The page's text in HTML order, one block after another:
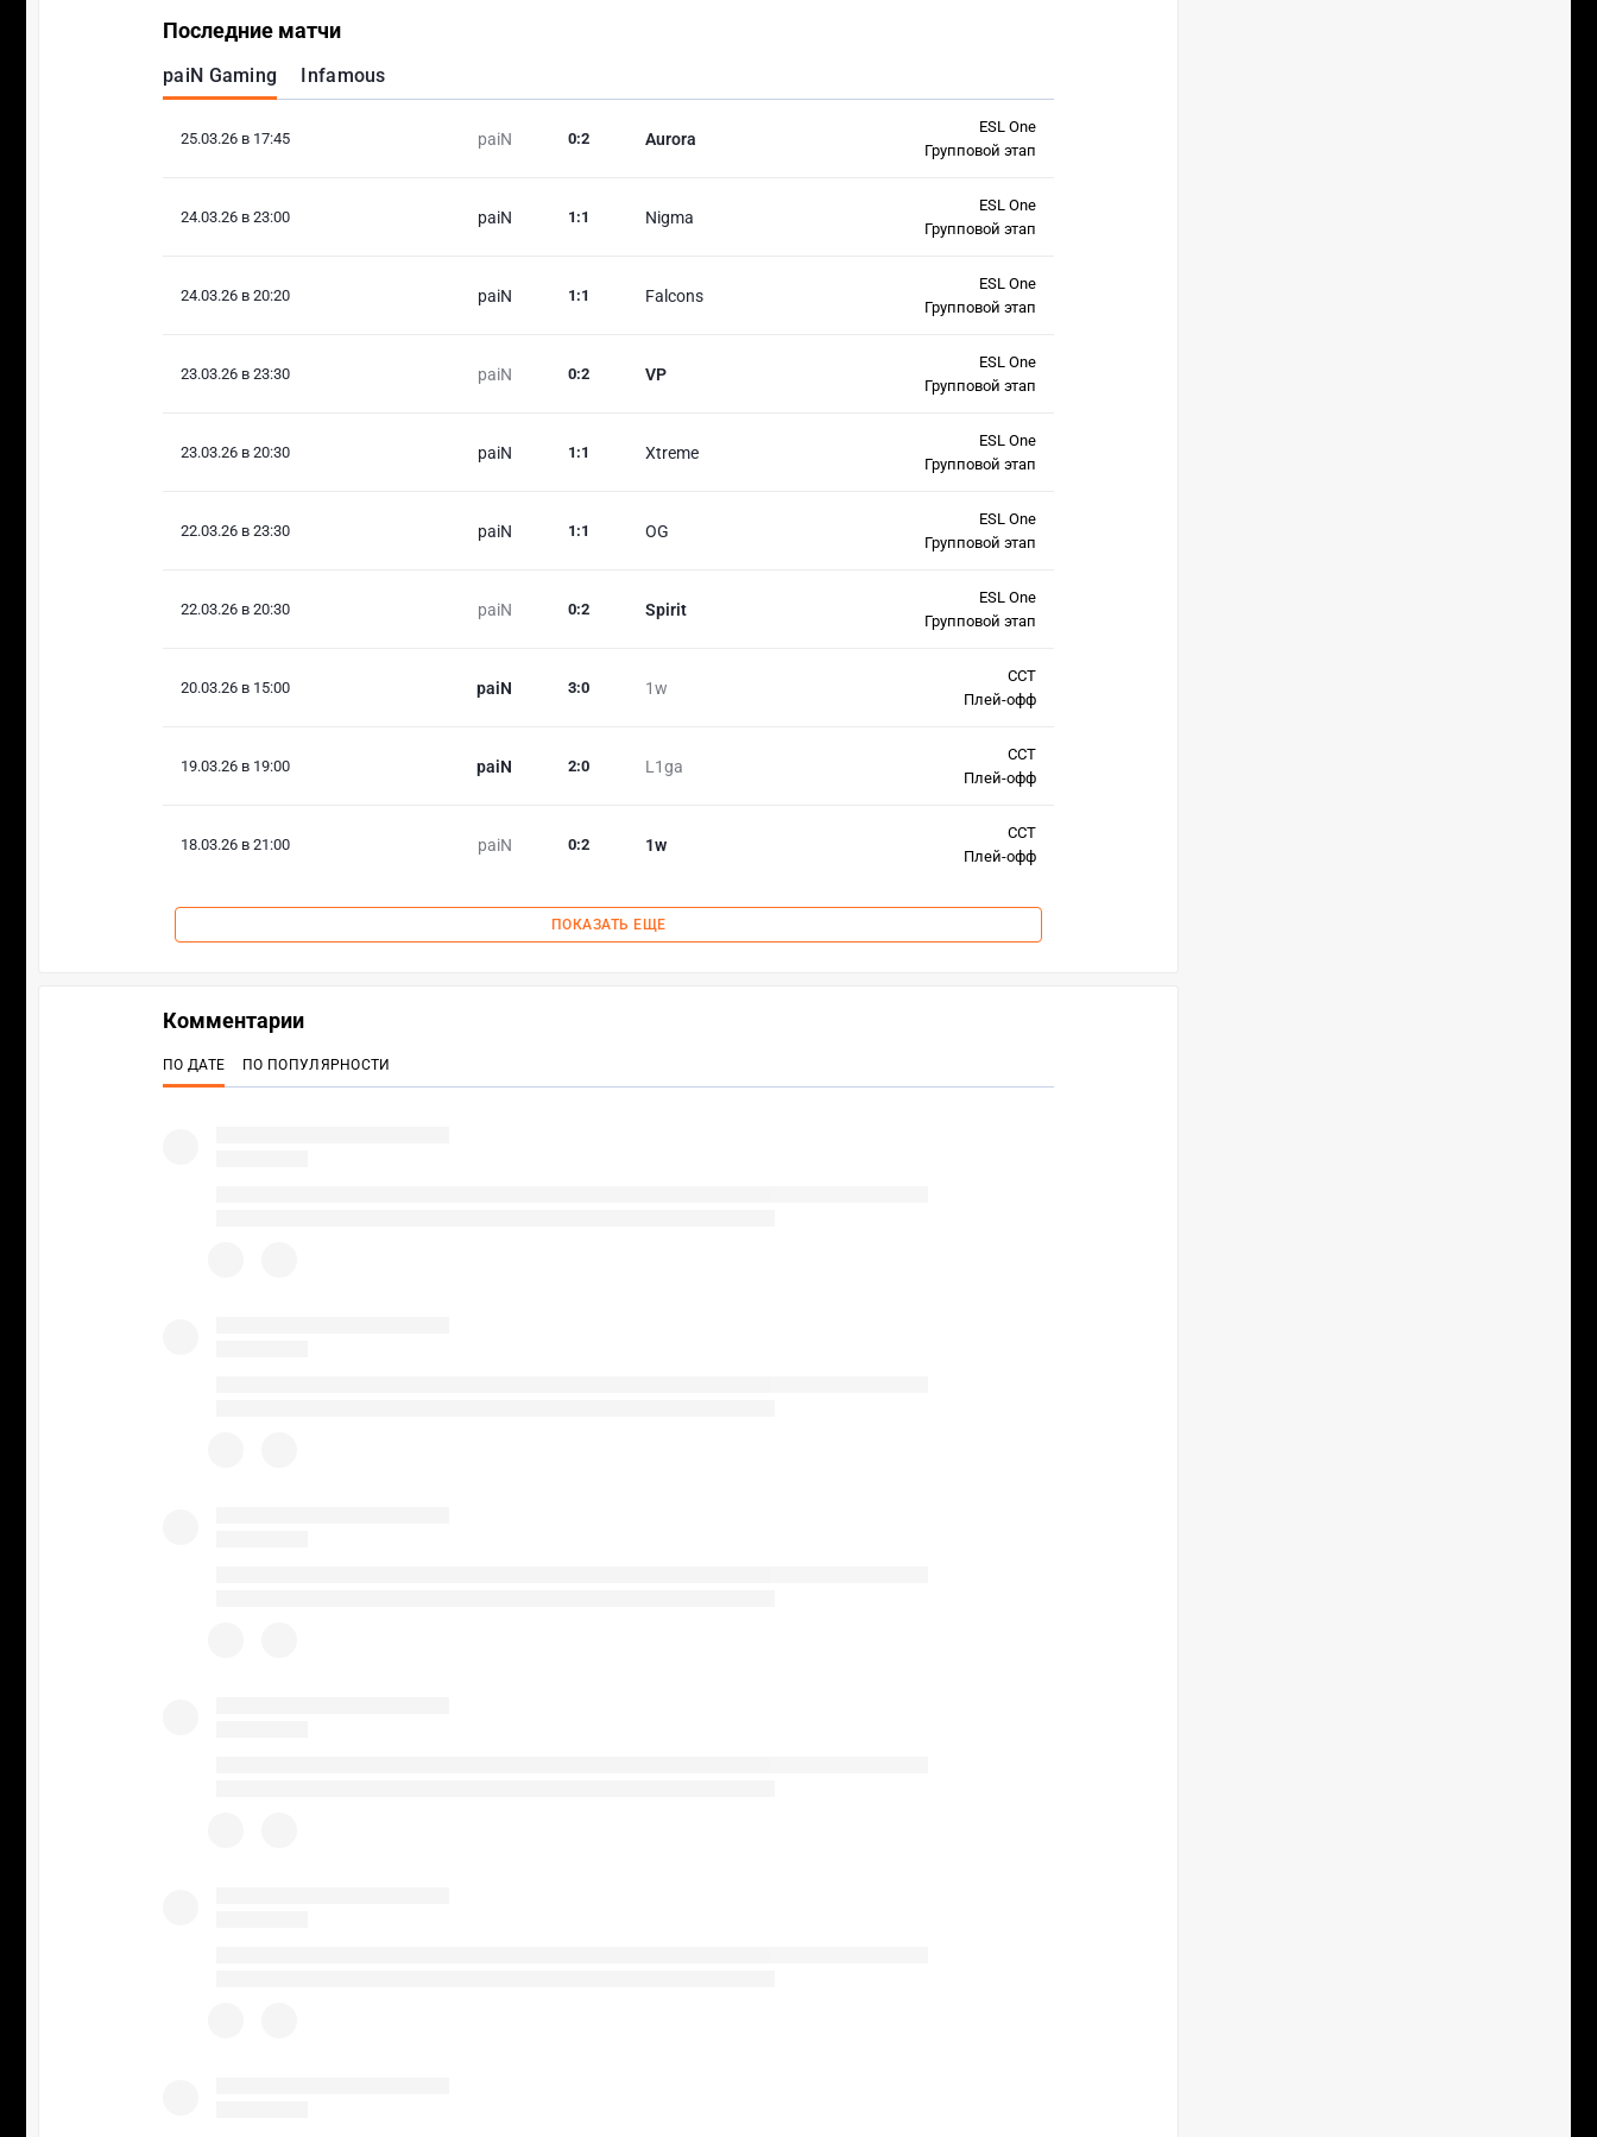
Последние матчи
paiN Gaming Infamous
25.03.26 в 17:45 paiN Aurora
0:2
ESL One
Групповой этап
24.03.26 в 23:00 paiN Nigma
1 :1
ESL One
Групповой этап
24.03.26 в 20:20 paiN Falcons
1 :1
ESL One
Групповой этап
23.03.26 в 23:30 paiN VP
0:2
ESL One
Групповой этап
23.03.26 в 20:30 paiN Xtreme
1 :1
ESL One
Групповой этап
22.03.26 в 23:30 paiN OG
1 :1
ESL One
Групповой этап
22.03.26 в 20:30 paiN Spirit
0:2
ESL One
Групповой этап
20.03.26 в 15:00 paiN 1w
3:0
CCT
Плей-офф
19.03.26 в 19:00 paiN L1ga
2:0
CCT
Плей-офф
18.03.26 в 21:00 paiN 1w
0:2
CCT
Плей-офф
ПОКАЗАТЬ ЕЩЕ
Комментарии
ПО ДАТЕ ПО ПОПУЛЯРНОСТИ